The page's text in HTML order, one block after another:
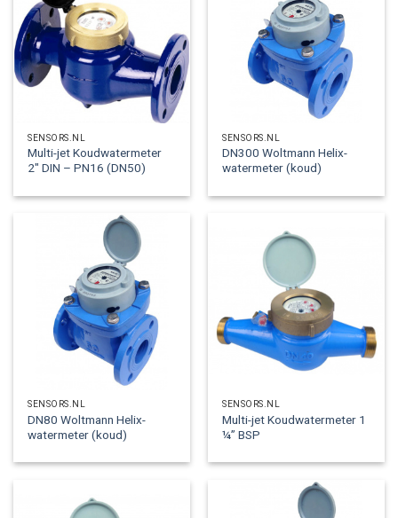
SENSORS.NL
Multi-jet Koudwatermeter
2″ DIN – PN16 (DN50)
SENSORS.NL
DN300 Woltmann Helix-
watermeter (koud)
SENSORS.NL
DN80 Woltmann Helix-
watermeter (koud)
SENSORS.NL
Multi-jet Koudwatermeter 1
¼” BSP